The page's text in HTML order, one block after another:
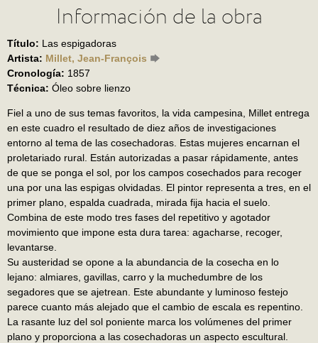
Información de la obra
Título: Las espigadoras
Artista: Millet, Jean-François
Cronología: 1857
Técnica: Óleo sobre lienzo
Fiel a uno de sus temas favoritos, la vida campesina, Millet entrega
en este cuadro el resultado de diez años de investigaciones
entorno al tema de las cosechadoras. Estas mujeres encarnan el
proletariado rural. Están autorizadas a pasar rápidamente, antes
de que se ponga el sol, por los campos cosechados para recoger
una por una las espigas olvidadas. El pintor representa a tres, en el
primer plano, espalda cuadrada, mirada fija hacia el suelo.
Combina de este modo tres fases del repetitivo y agotador
movimiento que impone esta dura tarea: agacharse, recoger,
levantarse.
Su austeridad se opone a la abundancia de la cosecha en lo
lejano: almiares, gavillas, carro y la muchedumbre de los
segadores que se ajetrean. Este abundante y luminoso festejo
parece cuanto más alejado que el cambio de escala es repentino.
La rasante luz del sol poniente marca los volúmenes del primer
plano y proporciona a las cosechadoras un aspecto escultural.